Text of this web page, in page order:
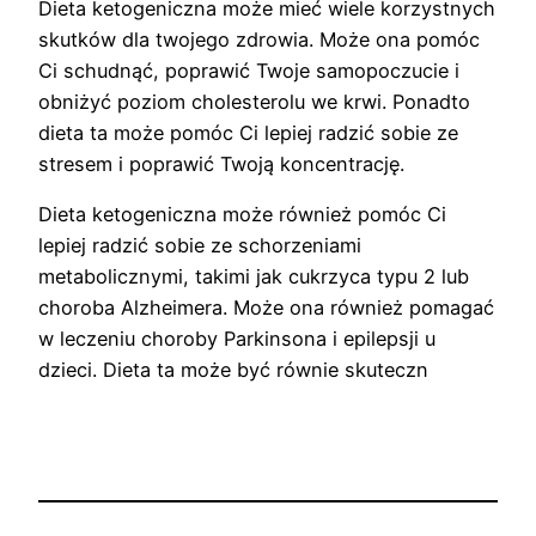
Dieta ketogeniczna może mieć wiele korzystnych
skutków dla twojego zdrowia. Może ona pomóc
Ci schudnąć, poprawić Twoje samopoczucie i
obniżyć poziom cholesterolu we krwi. Ponadto
dieta ta może pomóc Ci lepiej radzić sobie ze
stresem i poprawić Twoją koncentrację.
Dieta ketogeniczna może również pomóc Ci
lepiej radzić sobie ze schorzeniami
metabolicznymi, takimi jak cukrzyca typu 2 lub
choroba Alzheimera. Może ona również pomagać
w leczeniu choroby Parkinsona i epilepsji u
dzieci. Dieta ta może być równie skuteczn